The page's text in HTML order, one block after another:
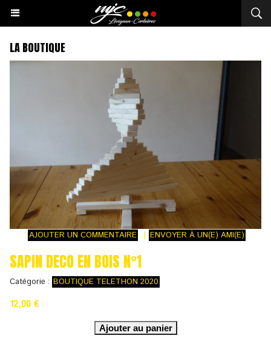
LA BOUTIQUE
AJOUTER UN COMMENTAIRE | ENVOYER À UN(E) AMI(E)
SAPIN DECO EN BOIS N°1
Catégorie : BOUTIQUE TELETHON 2020
12,00 €